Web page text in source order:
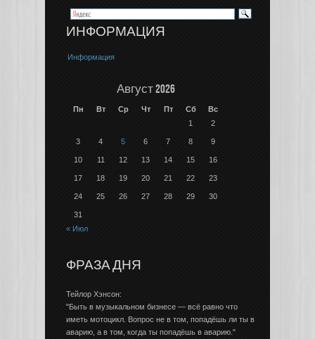
ИНФОРМАЦИЯ
Информация
Август 2026
Пн Вт Ср Чт Пт Сб
Вс
1
2
3 4 5 6 7 8 9
10 11 12 13 14 15 16
17 18 19 20 21 22 23
24 25 26 27 28 29 30
31
« Июл
ФРАЗА ДНЯ
Тейлор Хэнсон:
"Быть в музыкальном бизнесе — всё равно что
иметь мотоцикл. Вопрос не в том, попадёшь ли ты в
аварию, а в том, когда ты попадёшь в аварию."